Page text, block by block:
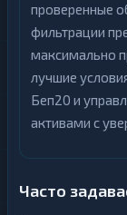
проверенные
фильтрации
максимально
лучшие
Беп20 и
активами с
Часто